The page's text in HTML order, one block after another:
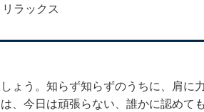
ラックス
ょう。知らず知らずのうちに、肩に
、今日は頑張らない、誰かに認めて